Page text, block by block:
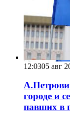
12:0305 авг
городе и
павших в